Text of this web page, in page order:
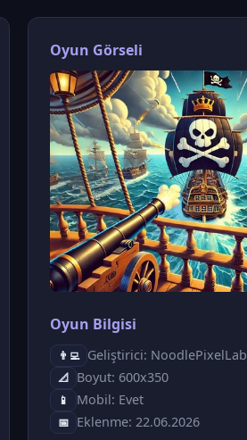
Oyun Görseli
Oyun Bilgisi
👨‍💻 Geliştirici: NoodlePixelLab
📐 Boyut: 600x350
📱 Mobil: Evet
📅 Eklenme: 22.06.2026